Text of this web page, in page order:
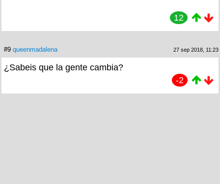
12
#9 queenmadalena 27 sep 2018, 11:23
¿Sabeis que la gente cambia?
-2